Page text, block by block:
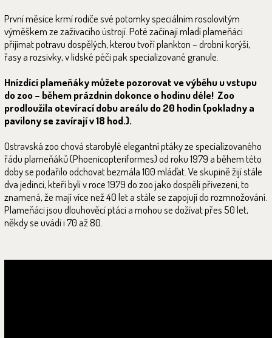
První měsíce krmí rodiče své potomky speciálním rosolovitým
výměškem ze zažívacího ústrojí. Poté začínají mladí plameňáci
přijímat potravu dospělých, kterou tvoří plankton – drobní korýši,
řasy a rozsivky, v lidské péči pak specializované granule.
Hnízdící plameňáky můžete pozorovat ve výběhu u vstupu
do zoo – během prázdnin dokonce o hodinu déle! Zoo
prodloužila otevírací dobu areálu do 20 hodin (pokladny a
pavilony se zavírají v 18 hod.).
Ostravská zoo chová starobylé elegantní ptáky ze specializovaného
řádu plameňáků (Phoenicopteriformes) od roku 1979 a během této
doby se podařilo odchovat bezmála 100 mláďat. Ve skupině žijí stále
dva jedinci, kteří byli v roce 1979 do zoo jako dospělí přivezeni, to
znamená, že mají více než 40 let a stále se zapojují do rozmnožování.
Plameňáci jsou dlouhověcí ptáci a mohou se dožívat přes 50 let,
někdy se uvádí i 70 až 80.